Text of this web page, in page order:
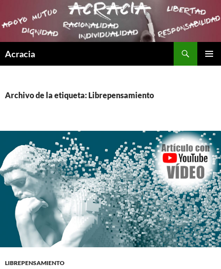
Acracia
Archivo de la etiqueta: Librepensamiento
LIBREPENSAMIENTO